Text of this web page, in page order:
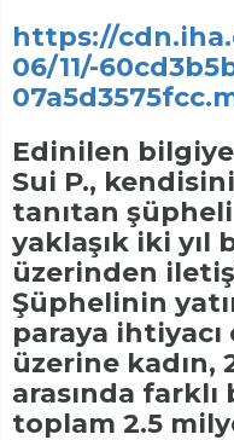
https://
06/11/-
Edinilen
Sui P.,
tanıtan
yaklaşık iki
üzerinden
Şüphelinin
paraya
üzerine kadın,
arasında farklı
toplam 2.5